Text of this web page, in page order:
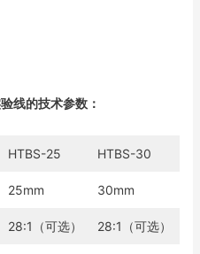
线的技术参数：
HTBS-25 HTBS-30
25mm 30mm
28:1（可选） 28:1（可选）